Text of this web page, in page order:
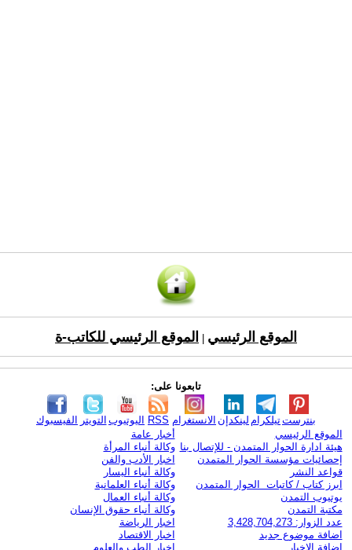
الموقع الرئيسي الموقع الرئيسي للكاتب-ة
تابعونا على:
الفيسبوك التويتر اليوتيوب RSS الانستغرام لينكدإن تيلكرامبنترست
الموقع الرئيسي
هيئة ادارة الحوار المتمدن - للإتصال بنا
إحصائيات مؤسسة الحوار المتمدن
قواعد النشر
ابرز كتاب / كاتبات الحوار المتمدن
يوتيوب التمدن
مكتبة التمدن
عدد الزوار: 3,428,704,273
اضافة موضوع جديد
اضافة الاخبار
أخبار عامة
وكالة أنباء المرأة
اخبار الأدب والفن
وكالة أنباء اليسار
وكالة أنباء العلمانية
وكالة أنباء العمال
وكالة أنباء حقوق الإنسان
اخبار الرياضة
اخبار الاقتصاد
اخبار الطب والعلوم